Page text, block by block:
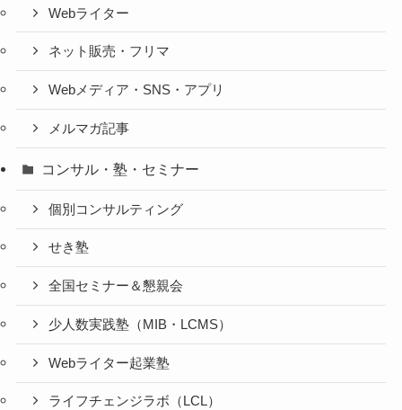
Webライター
ネット販売・フリマ
Webメディア・SNS・アプリ
メルマガ記事
コンサル・塾・セミナー
個別コンサルティング
せき塾
全国セミナー＆懇親会
少人数実践塾（MIB・LCMS）
Webライター起業塾
ライフチェンジラボ（LCL）